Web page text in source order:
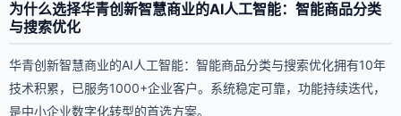
为什么选择华青创新智慧商业的AI人工智能：智能商品分类
与搜索优化
华青创新智慧商业的AI人工智能：智能商品分类与搜索优化拥有10年
技术积累，已服务1000+企业客户。系统稳定可靠，功能持续迭代，
是中小企业数字化转型的首选方案。